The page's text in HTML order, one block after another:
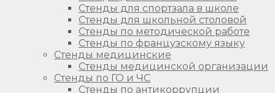
Стенды для спортзала в школе
Стенды для школьной столовой
Стенды по методической работе
Стенды по французскому языку
Стенды медицинские
Стенды медицинской организации
Стенды по ГО и ЧС
Стенды по антикоррупции